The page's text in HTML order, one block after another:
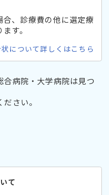
、診療費の他に選定療
す。
について詳しくはこちら
病院・大学病院は見つ
さい。
て